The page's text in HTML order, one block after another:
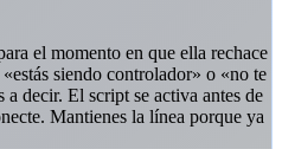
el momento en que ella rechace
siendo controlador» o «no te
a decir. El script se activa antes de
Mantienes la línea porque ya